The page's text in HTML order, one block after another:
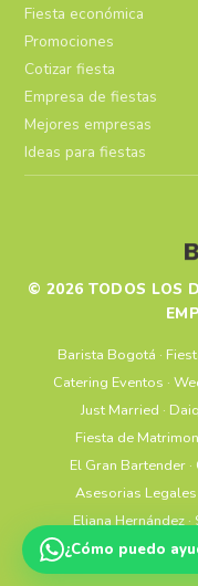
Fiesta económica
Promociones
Cotizar fiesta
Empresa de fiestas
Mejores empresas
Ideas para fiestas
© 2026 TODOS LOS
Barista Bogotá ·
Catering Eventos ·
Just Married ·
Fiesta de
El Gran Bartender·
Asesorias Legales
Eliana Hernández·
Uniformes Bogotá ·
¿Cómo puedo